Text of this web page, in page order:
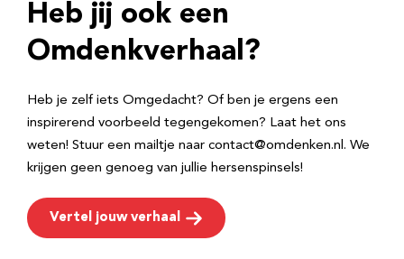
r
e
Heb jij ook een
Omdenkverhaal?
Heb je zelf iets Omgedacht? Of ben je ergens een
inspirerend voorbeeld tegengekomen? Laat het ons
weten! Stuur een mailtje naar contact@omdenken.nl. We
krijgen geen genoeg van jullie hersenspinsels!
Vertel jouw verhaal